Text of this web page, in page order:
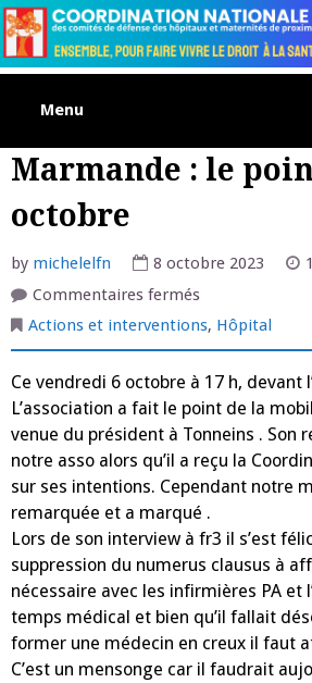
Skip
to
content
Menu
Marmande : le
octobre
by michelelfn 8 octobre 2023
Commentaires ferméssur
:
le
point
6
octobre
Actions et interventions, Hôpital
Ce vendredi 6 octobre à 17 h, devant
L’association a fait le point de la
venue du président à Tonneins . Son
notre asso alors qu’il a reçu la
sur ses intentions. Cependant notre
remarquée et a marqué .
Lors de son interview à fr3 il s’est
suppression du numerus clausus à
nécessaire avec les infirmières PA et
temps médical et bien qu’il fallait
former une médecin en creux il faut
C’est un mensonge car il faudrait